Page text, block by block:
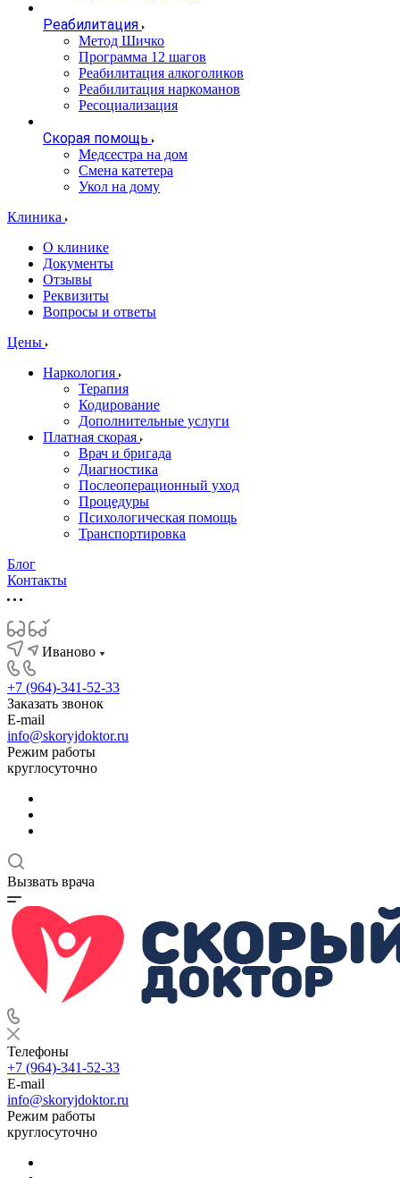
Реабилитация
Метод Шичко
Программа 12 шагов
Реабилитация алкоголиков
Реабилитация наркоманов
Ресоциализация
Скорая помощь
Медсестра на дом
Смена катетера
Укол на дому
Клиника
О клинике
Документы
Отзывы
Реквизиты
Вопросы и ответы
Цены
Наркология
Терапия
Кодирование
Дополнительные услуги
Платная скорая
Врач и бригада
Диагностика
Послеоперационный уход
Процедуры
Психологическая помощь
Транспортировка
Блог
Контакты
Иваново
+7 (964)-341-52-33
Заказать звонок
E-mail
info@skoryjdoktor.ru
Режим работы
круглосуточно
Вызвать врача
Телефоны
+7 (964)-341-52-33
E-mail
info@skoryjdoktor.ru
Режим работы
круглосуточно